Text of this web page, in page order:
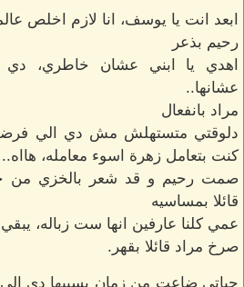
ابعد انت يا يوسف، انا لازم اخلص
رحيم بذعر
اهدي يا ابني عشان خاطري،
عشانها..
مراد بانفعال
دلوقتي متستهلش مش دي الي فرضت
كنت بتعامل زهرة اسوء معامله، هااه..
صمت رحيم و قد شعر بالخزي من
قائلا بمساسيه
عمي كلنا عارفين انها ست زباله،
صرخ مراد قائلا بقهر.
حياتي ضاعت من زمان بسببها دي